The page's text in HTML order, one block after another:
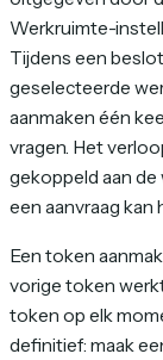
Werkruimte-
Tijdens een
geselecteerde
aanmaken één
vragen. Het
gekoppeld aan
een aanvraag kan
Een token
vorige token
token op elk
definitief: maak